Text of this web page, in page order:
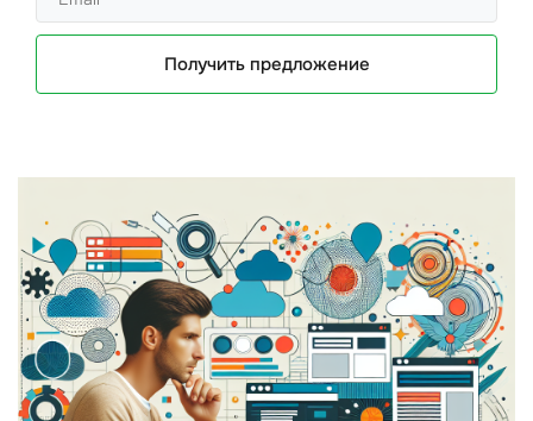
Получить предложение